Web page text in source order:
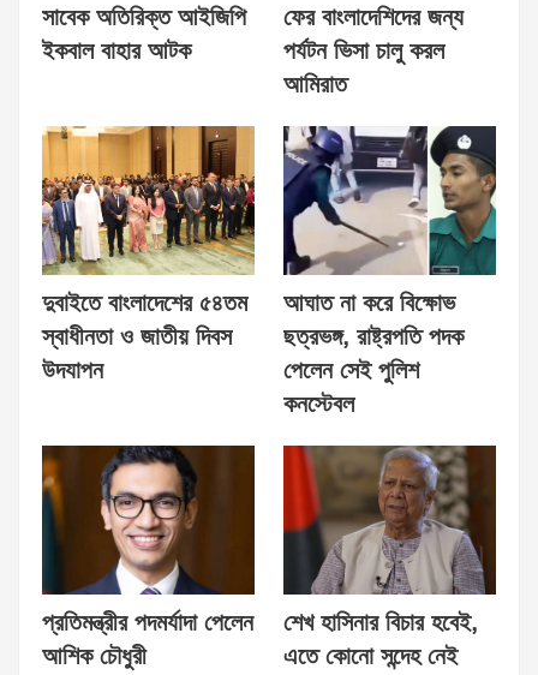
সাবেক অতিরিক্ত আইজিপি
ইকবাল বাহার আটক
ফের বাংলাদেশিদের জন্য
পর্যটন ভিসা চালু করল
আমিরাত
দুবাইতে বাংলাদেশের ৫৪তম
স্বাধীনতা ও জাতীয় দিবস
উদযাপন
আঘাত না করে বিক্ষোভ
ছত্রভঙ্গ, রাষ্ট্রপতি পদক
পেলেন সেই পুলিশ
কনস্টেবল
প্রতিমন্ত্রীর পদমর্যাদা পেলেন
আশিক চৌধুরী
শেখ হাসিনার বিচার হবেই,
এতে কোনো সন্দেহ নেই